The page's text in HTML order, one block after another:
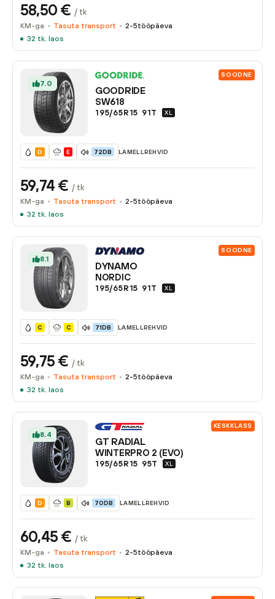
58,50 € / tk
KM-ga Tasuta transport 2-5tööpäeva
32 tk. laos
7.0
SOODNE
GOODRIDE
SW618
195/65R15 91T XL
D E 72DB LAMELLREHVID
59,74 € / tk
KM-ga Tasuta transport 2-5tööpäeva
32 tk. laos
8.1
SOODNE
DYNAMO
NORDIC
195/65R15 91T XL
C C 71DB LAMELLREHVID
59,75 € / tk
KM-ga Tasuta transport 2-5tööpäeva
32 tk. laos
8.4
KESKKLASS
GT RADIAL
WINTERPRO 2 (EVO)
195/65R15 95T XL
D B 70DB LAMELLREHVID
60,45 € / tk
KM-ga Tasuta transport 2-5tööpäeva
32 tk. laos